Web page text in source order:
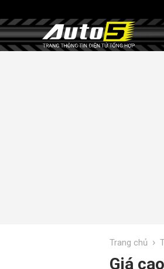
Trang chủ ›
Giá